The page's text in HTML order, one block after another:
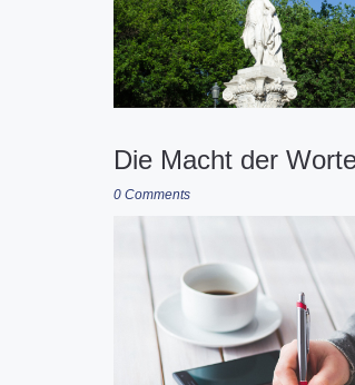
Die Macht der
0 Comments